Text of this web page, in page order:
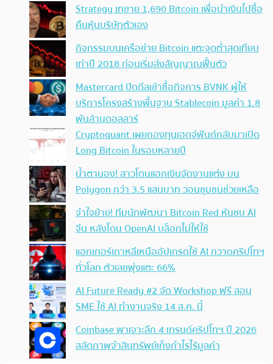
Strategy เทขาย 1,690 Bitcoin เพื่อนำเงินไปซื้อ
คืนหุ้นบริษัทตัวเอง
กิจกรรมบนเครือข่าย Bitcoin แตะจุดต่ำสุดเทียบ
เท่าปี 2018 ก่อนเริ่มส่งสัญญาณฟื้นตัว
Mastercard ปิดดีลเข้าซื้อกิจการ BVNK ผู้ให้
บริการโครงสร้างพื้นฐาน Stablecoin มูลค่า 1.8
พันล้านดอลลาร์
Cryptoquant เผยกองทุนเฮดจ์ฟันด์กลับมาเปิด
Long Bitcoin ในรอบหลายปี
น้ำตานอง! สาวโดนแฮกเงินจัดงานแต่ง บน
Polygon กว่า 3.5 แสนบาท วอนชุมชนช่วยเหลือ
จำใจย้าย! ทีมนักพัฒนา Bitcoin Red หันซบ AI
จีน หลังโดน OpenAI บล็อกไม่ให้ใช้
แฮกเกอร์เกาหลีเหนืออัปเกรดใช้ AI กวาดคริปโทฯ
ทั่วโลก ตัวเลขพุ่งแตะ 66%
AI Future Ready #2 จัด Workshop ฟรี สอน
SME ใช้ AI ทำงานจริง 14 ส.ค. นี้
Coinbase พาเจาะลึก 4 เทรนด์คริปโทฯ ปี 2026
สลัดภาพจำสินทรัพย์เก็งกำไรไร้มูลค่า